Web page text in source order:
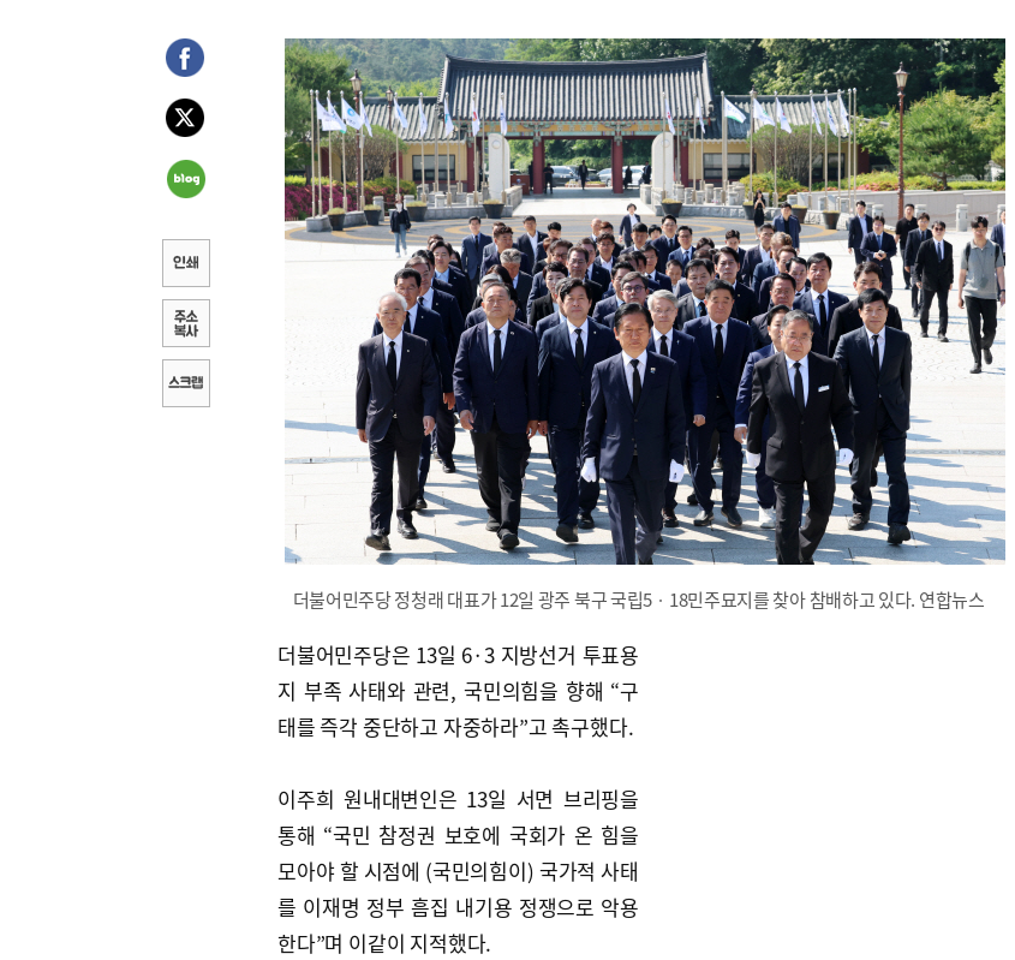
더불어민주당 정청래 대표가 12일 광주 북구 국립5ㆍ18민주묘지를 찾아 참배하고 있다. 연합뉴스
더불어민주당은 13일 6·3 지방선거 투표용
지 부족 사태와 관련, 국민의힘을 향해 “구
태를 즉각 중단하고 자중하라”고 촉구했다.
이주희 원내대변인은 13일 서면 브리핑을
통해 “국민 참정권 보호에 국회가 온 힘을
모아야 할 시점에 (국민의힘이) 국가적 사태
를 이재명 정부 흠집 내기용 정쟁으로 악용
한다”며 이같이 지적했다.